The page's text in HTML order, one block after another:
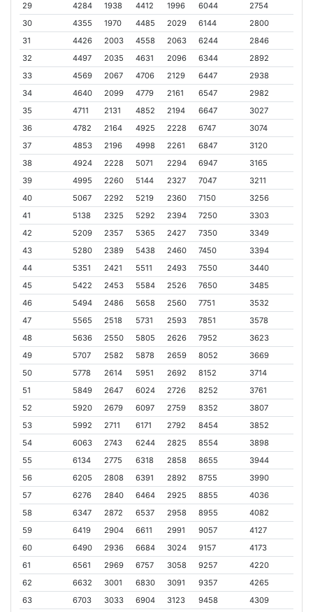
29
4284 1938 4412 1996 6044
2754
30
4355 1970 4485 2029 6144
2800
31
4426 2003 4558 2063 6244
2846
32
4497 2035 4631 2096 6344
2892
33
4569 2067 4706 2129 6447
2938
34
4640 2099 4779 2161 6547
2982
35
4711 2131 4852 2194 6647
3027
36
4782 2164 4925 2228 6747
3074
37
4853 2196 4998 2261 6847
3120
38
4924 2228 5071 2294 6947
3165
39
4995 2260 5144 2327 7047
3211
40
5067 2292 5219 2360 7150
3256
41
5138 2325 5292 2394 7250
3303
42
5209 2357 5365 2427 7350
3349
43
5280 2389 5438 2460 7450
3394
44
5351 2421 5511 2493 7550
3440
45
5422 2453 5584 2526 7650
3485
46
5494 2486 5658 2560 7751
3532
47
5565 2518 5731 2593 7851
3578
48
5636 2550 5805 2626 7952
3623
49
5707 2582 5878 2659 8052
3669
50
5778 2614 5951 2692 8152
3714
51
5849 2647 6024 2726 8252
3761
52
5920 2679 6097 2759 8352
3807
53
5992 2711 6171 2792 8454
3852
54
6063 2743 6244 2825 8554
3898
55
6134 2775 6318 2858 8655
3944
56
6205 2808 6391 2892 8755
3990
57
6276 2840 6464 2925 8855
4036
58
6347 2872 6537 2958 8955
4082
59
6419 2904 6611 2991 9057
4127
60
6490 2936 6684 3024 9157
4173
61
6561 2969 6757 3058 9257
4220
62
6632 3001 6830 3091 9357
4265
63
6703 3033 6904 3123 9458
4309